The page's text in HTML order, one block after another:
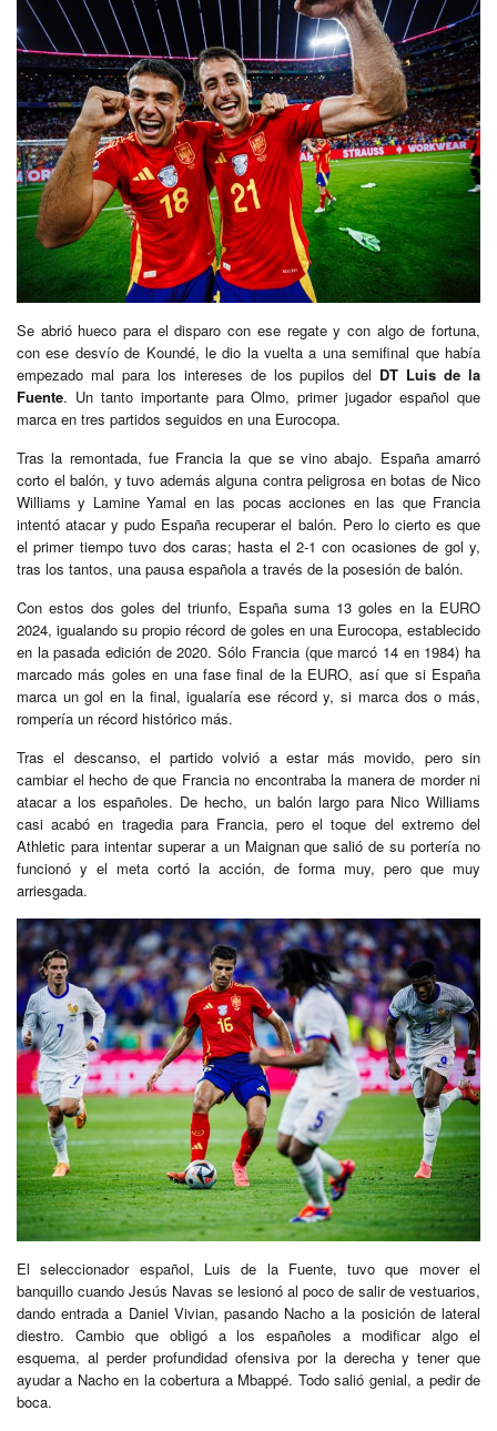
Se abrió hueco para el disparo con ese regate y con algo de fortuna,
con ese desvío de Koundé, le dio la vuelta a una semifinal que había
empezado mal para los intereses de los pupilos del DT Luis de la
Fuente. Un tanto importante para Olmo, primer jugador español que
marca en tres partidos seguidos en una Eurocopa.
Tras la remontada, fue Francia la que se vino abajo. España amarró
corto el balón, y tuvo además alguna contra peligrosa en botas de Nico
Williams y Lamine Yamal en las pocas acciones en las que Francia
intentó atacar y pudo España recuperar el balón. Pero lo cierto es que
el primer tiempo tuvo dos caras; hasta el 2-1 con ocasiones de gol y,
tras los tantos, una pausa española a través de la posesión de balón.
Con estos dos goles del triunfo, España suma 13 goles en la EURO
2024, igualando su propio récord de goles en una Eurocopa, establecido
en la pasada edición de 2020. Sólo Francia (que marcó 14 en 1984) ha
marcado más goles en una fase final de la EURO, así que si España
marca un gol en la final, igualaría ese récord y, si marca dos o más,
rompería un récord histórico más.
Tras el descanso, el partido volvió a estar más movido, pero sin
cambiar el hecho de que Francia no encontraba la manera de morder ni
atacar a los españoles. De hecho, un balón largo para Nico Williams
casi acabó en tragedia para Francia, pero el toque del extremo del
Athletic para intentar superar a un Maignan que salió de su portería no
funcionó y el meta cortó la acción, de forma muy, pero que muy
arriesgada.
El seleccionador español, Luis de la Fuente, tuvo que mover el
banquillo cuando Jesús Navas se lesionó al poco de salir de vestuarios,
dando entrada a Daniel Vivian, pasando Nacho a la posición de lateral
diestro. Cambio que obligó a los españoles a modificar algo el
esquema, al perder profundidad ofensiva por la derecha y tener que
ayudar a Nacho en la cobertura a Mbappé. Todo salió genial, a pedir de
boca.